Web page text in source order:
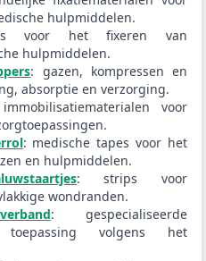
hulpmiddelen.
voor het fixeren van
hulpmiddelen.
: gazen, kompressen en
absorptie en verzorging.
voor
: medische tapes voor het
en hulpmiddelen.
: strips voor
wondranden.
: gespecialiseerde
toepassing volgens het